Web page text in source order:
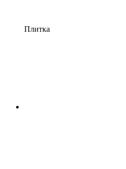
Плитка